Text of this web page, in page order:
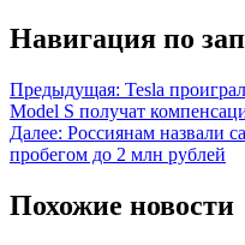
Навигация по
Предыдущая: Tesla
Model S получат
Далее: Россиянам назвали
пробегом до 2 млн рублей
Похожие новости